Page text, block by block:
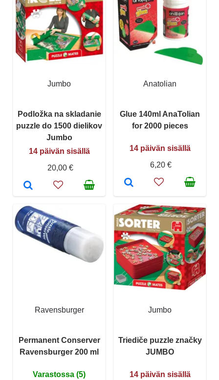
Jumbo
Podložka na skladanie
puzzle do 1500 dielikov
Jumbo
14 päivän sisällä
20,00 €
Anatolian
Glue 140ml AnaTolian
for 2000 pieces
14 päivän sisällä
6,20 €
Ravensburger
Permanent Conserver
Ravensburger 200 ml
Varastossa (5)
Jumbo
Triediče puzzle značky
JUMBO
14 päivän sisällä